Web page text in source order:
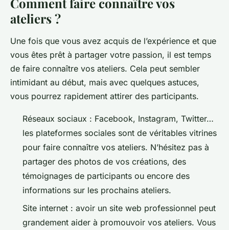
ateliers ?
Une fois que vous avez acquis de l’expérience et que
vous êtes prêt à partager votre passion, il est temps
de faire connaître vos ateliers. Cela peut sembler
intimidant au début, mais avec quelques astuces,
vous pourrez rapidement attirer des participants.
Réseaux sociaux : Facebook, Instagram, Twitter…
les plateformes sociales sont de véritables vitrines
pour faire connaître vos ateliers. N’hésitez pas à
partager des photos de vos créations, des
témoignages de participants ou encore des
informations sur les prochains ateliers.
Site internet : avoir un site web professionnel peut
grandement aider à promouvoir vos ateliers. Vous